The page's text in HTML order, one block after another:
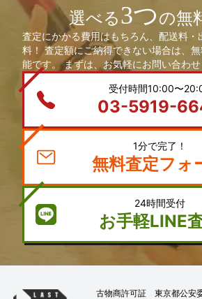
選べる3つの無
査定にかかる費用はもちろん、配送料・
料！ 査定額にご納得できない場合は、
能です。 まずは、お気軽にお問い合わせ
受付時間10:00〜
03-5919-
1分で完了！
無料査定フォ
24時間受付
お手軽LINE
古物商許可証 東京都公安